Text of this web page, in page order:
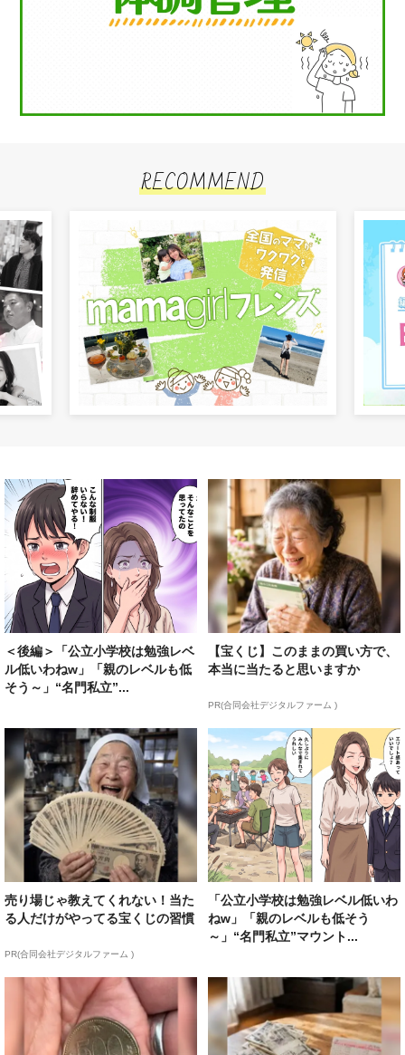
RECOMMEND
＜後編＞「公立小学校は勉強レベ
ル低いわねw」「親のレベルも低
そう～」“名門私立”...
【宝くじ】このままの買い方で、
本当に当たると思いますか
PR(合同会社デジタルファーム )
売り場じゃ教えてくれない！当た
る人だけがやってる宝くじの習慣
PR(合同会社デジタルファーム )
「公立小学校は勉強レベル低いわ
ねw」「親のレベルも低そう
～」“名門私立”マウント...